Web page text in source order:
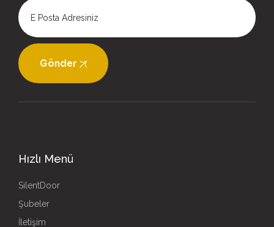
Gönder
Hızlı Menü
SilentDoor
Şubeler
İletişim